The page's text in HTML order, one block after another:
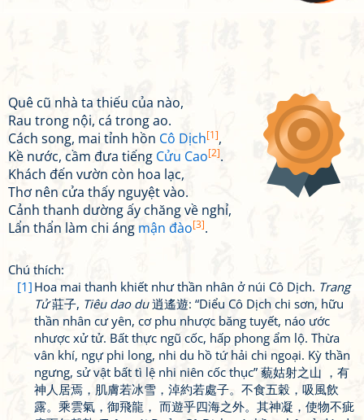
Quê cũ nhà ta thiếu của nào,
Rau trong nội, cá trong ao.
Cách song, mai tỉnh hồn Cô Dịch[1],
Kề nước, cầm đưa tiếng Cửu Cao[2].
Khách đến vườn còn hoa lạc,
Thơ nên cửa thấy nguyệt vào.
Cảnh thanh dường ấy chăng về nghỉ,
Lẩn thẩn làm chi áng mận đào[3].
Chú thích:
[1] Hoa mai thanh khiết như thần nhân ở núi Cô Dịch. Trang
Tử莊子, Tiêu dao du逍遙遊: “Diểu Cô Dịch chi sơn, hữu
thần nhân cư yên, cơ phu nhược băng tuyết, náo ước
nhược xử tử. Bất thực ngũ cốc, hấp phong ẩm lộ. Thừa
vân khí, ngự phi long, nhi du hồ tứ hải chi ngoại. Kỳ thần
ngưng, sử vật bất tì lệ nhi niên cốc thục” 藐姑射之山 ，有
神人居焉，肌膚若冰雪，淖約若處子。不食五穀，吸風飲
露。乘雲氣，御飛龍， 而遊乎四海之外。其神凝，使物不疵